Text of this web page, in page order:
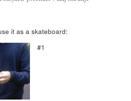
it as a skateboard:
#1